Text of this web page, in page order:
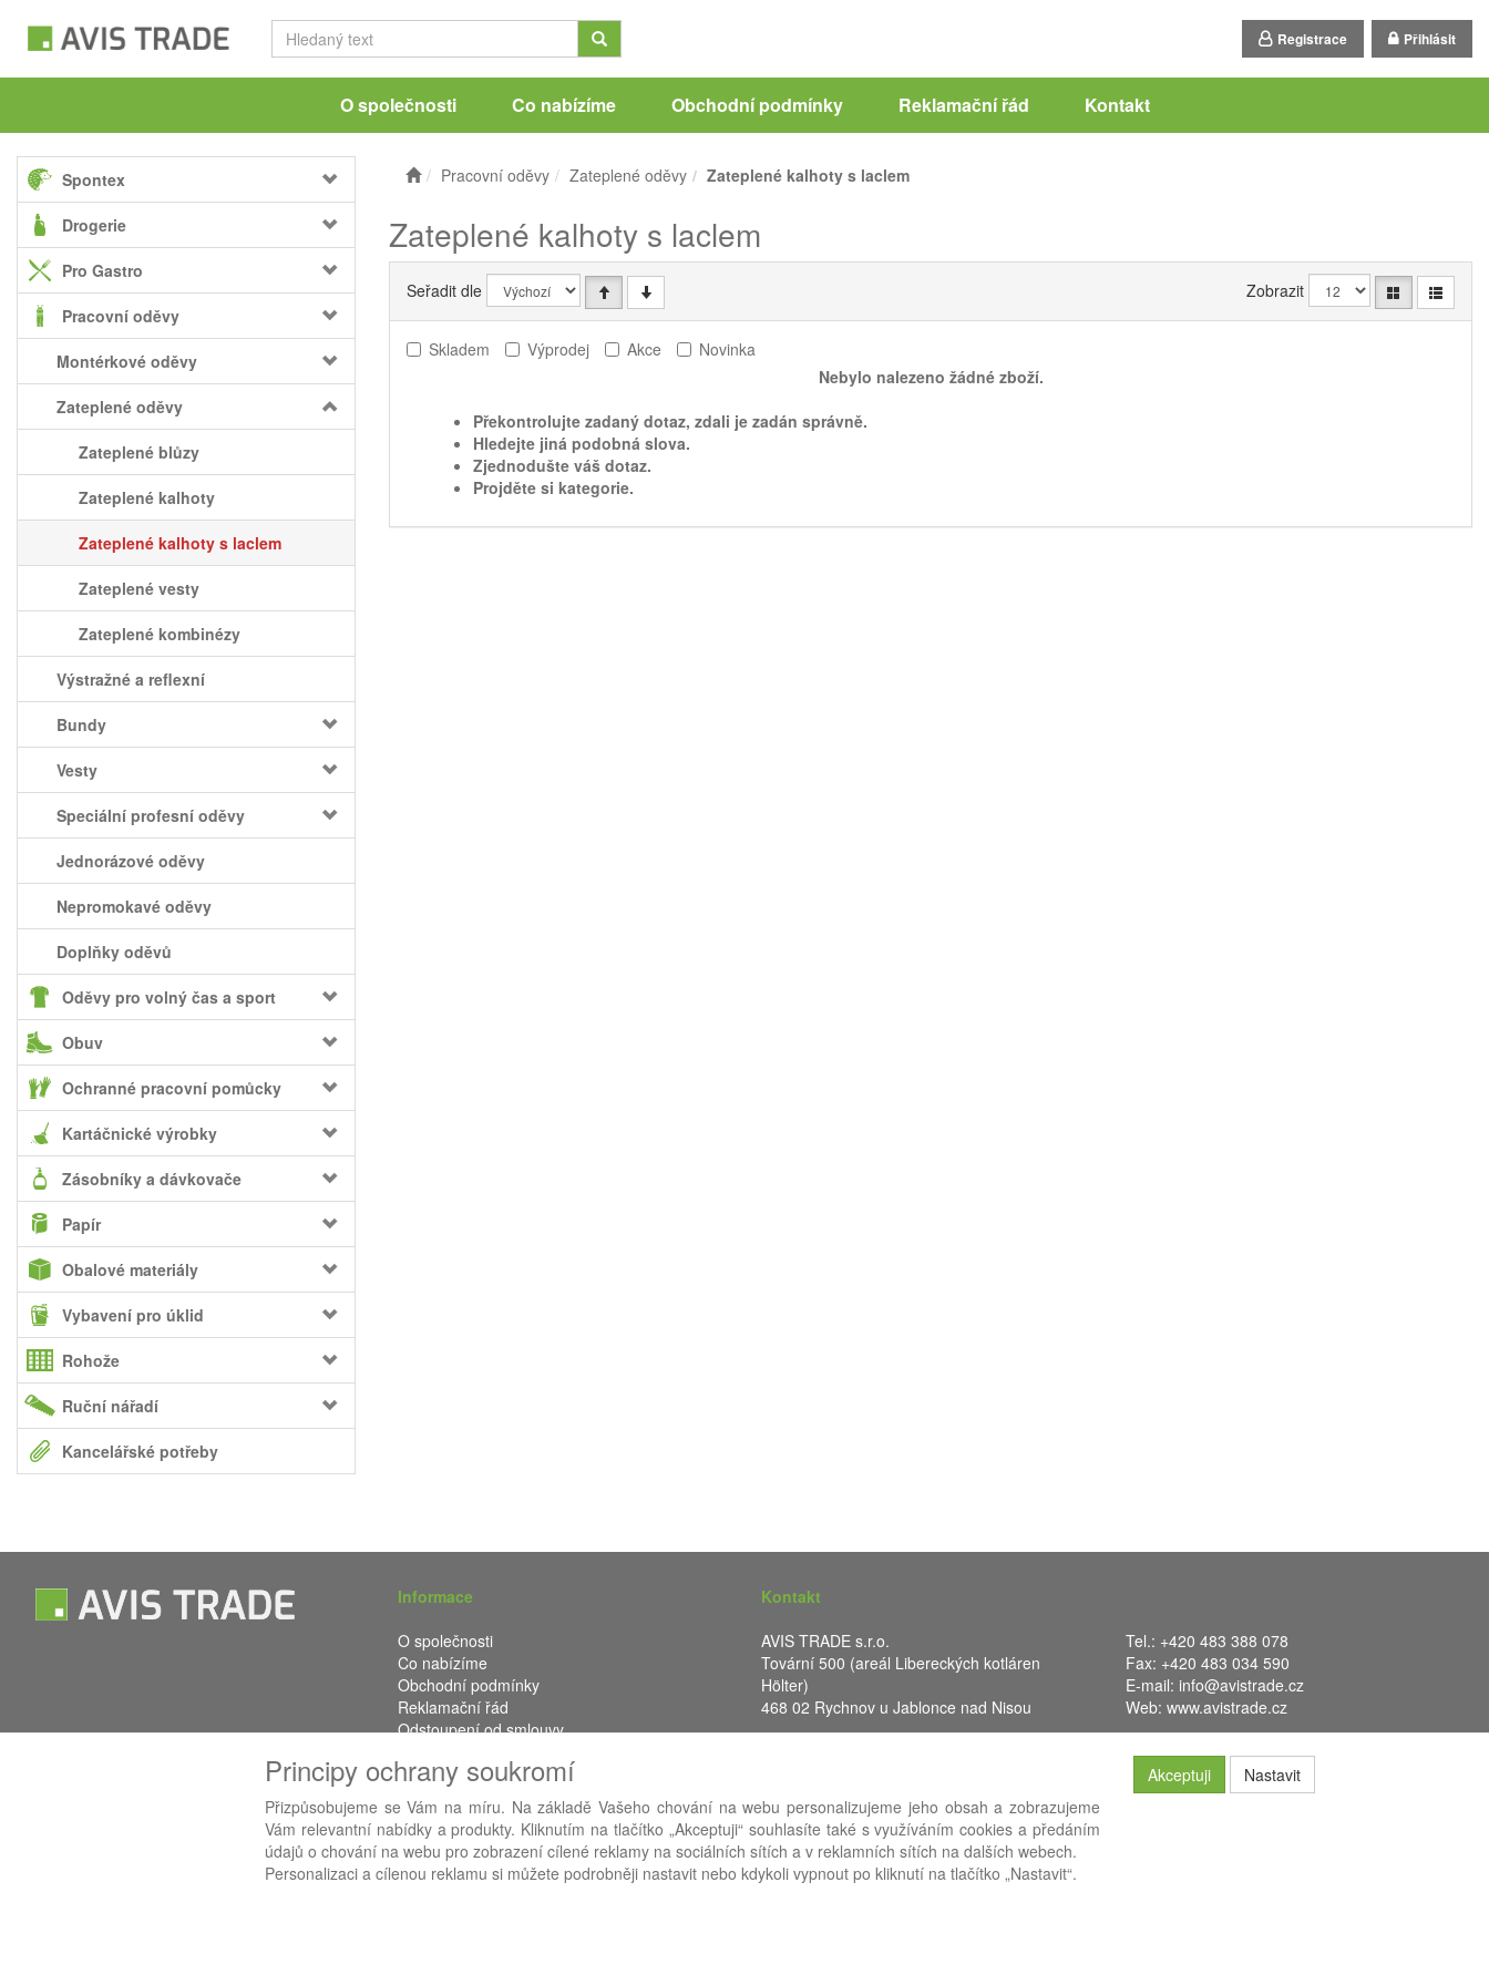
Registrace Přihlásit
O společnosti Co nabízíme Obchodní podmínky Reklamační řád Kontakt
Spontex
Drogerie
Pro Gastro
Pracovní oděvy
Montérkové oděvy
Zateplené oděvy
Zateplené blůzy
Zateplené kalhoty
Zateplené kalhoty s laclem
Zateplené vesty
Zateplené kombinézy
Výstražné a reflexní
Bundy
Vesty
Speciální profesní oděvy
Jednorázové oděvy
Nepromokavé oděvy
Doplňky oděvů
Oděvy pro volný čas a sport
Obuv
Ochranné pracovní pomůcky
Kartáčnické výrobky
Zásobníky a dávkovače
Papír
Obalové materiály
Vybavení pro úklid
Rohože
Ruční nářadí
Kancelářské potřeby
Pracovní oděvy Zateplené oděvy Zateplené kalhoty s laclem
Zateplené kalhoty s laclem
Seřadit dle Zobrazit
Skladem Výprodej Akce
Novinka
Nebylo nalezeno žádné zboží.
Překontrolujte zadaný dotaz, zdali je zadán správně.
Hledejte jiná podobná slova.
Zjednodušte váš dotaz.
Projděte si kategorie.
Informace
O společnosti
Co nabízíme
Obchodní podmínky
Reklamační řád
Odstoupení od smlouvy
Kontakt
AVIS TRADE s.r.o.
Tovární 500 (areál Libereckých kotláren
Hölter)
468 02 Rychnov u Jablonce nad Nisou
Tel.: +420 483 388 078
Fax: +420 483 034 590
E-mail: info@avistrade.cz
Web: www.avistrade.cz
Používáme ABRA eShop- nejlepší řešení e-commerce pro náš procesní informační systémFLORES
Principy ochrany soukromí
Přizpůsobujeme se Vám na míru. Na základě Vašeho chování na webu personalizujeme jeho obsah a zobrazujeme
Vám relevantní nabídky a produkty. Kliknutím na tlačítko „Akceptuji“ souhlasíte také s využíváním cookies a předáním
údajů o chování na webu pro zobrazení cílené reklamy na sociálních sítích a v reklamních sítích na dalších webech.
Personalizaci a cílenou reklamu si můžete podrobněji nastavit nebo kdykoli vypnout po kliknutí na tlačítko „Nastavit“.
Akceptuji Nastavit